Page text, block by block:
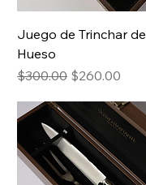
Juego de Trinchar de
Hueso
Regular Price
$300.00 Sale Price
$260.00